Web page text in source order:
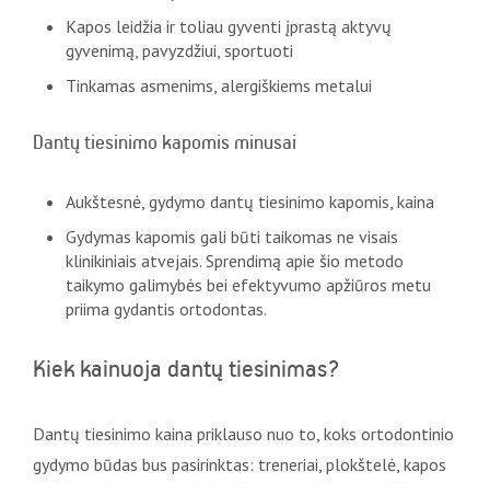
Kapos leidžia ir toliau gyventi įprastą aktyvų
gyvenimą, pavyzdžiui, sportuoti
Tinkamas asmenims, alergiškiems metalui
Dantų tiesinimo kapomis minusai
Aukštesnė, gydymo dantų tiesinimo kapomis, kaina
Gydymas kapomis gali būti taikomas ne visais
klinikiniais atvejais. Sprendimą apie šio metodo
taikymo galimybės bei efektyvumo apžiūros metu
priima gydantis ortodontas.
Kiek kainuoja dantų tiesinimas?
Dantų tiesinimo kaina priklauso nuo to, koks ortodontinio
gydymo būdas bus pasirinktas: treneriai, plokštelė, kapos